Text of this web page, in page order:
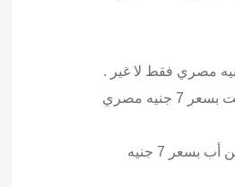
مياه غازية كولا / سبرايت بسعر 7 جنيه مصري
مياه غازية بيبسي / سفن أب بسعر 7 جنيه